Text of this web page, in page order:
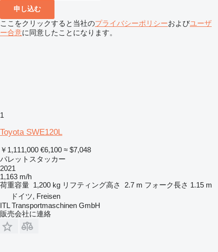
申し込む
ここをクリックすると当社のプライバシーポリシーおよびユーザ
ー合意に同意したことになります。
1
Toyota SWE120L
￥1,111,000 €6,100 ≈ $7,048
パレットスタッカー
2021
1,163 m/h
荷重容量 1,200 kg リフティング高さ 2.7 m フォーク長さ 1.15 m
ドイツ, Freisen
ITL Transportmaschinen GmbH
販売会社に連絡